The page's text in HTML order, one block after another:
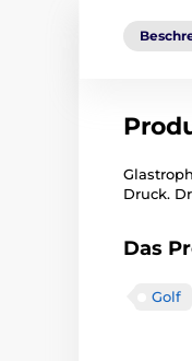
Druck.
Das
Golf